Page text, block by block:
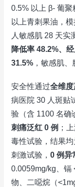
0.5% 以上 β- 葡
以上青刺果油，
人敏感肌 28 天实
降低率 48.2%、
31.5% ，敏感肌
安全性通过全维度
病医院 30 人斑贴
验（含 1100 名确
刺痛泛红 0 例 ；
毒性试验，结果
刺激试验， 0 例异
0.0059mg/kg、镉
物、二噁烷（